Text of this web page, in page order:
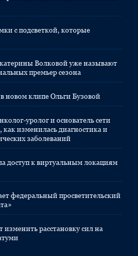
с подсветкой, которые
Волковой уже называют
премьер сезона
новом клипе Ольги Бузовой
уролог и основатель сети
изменилась диагностика и
заболеваний
доступ к виртуальным локациям
федеральный просветительский
расстановку сил на